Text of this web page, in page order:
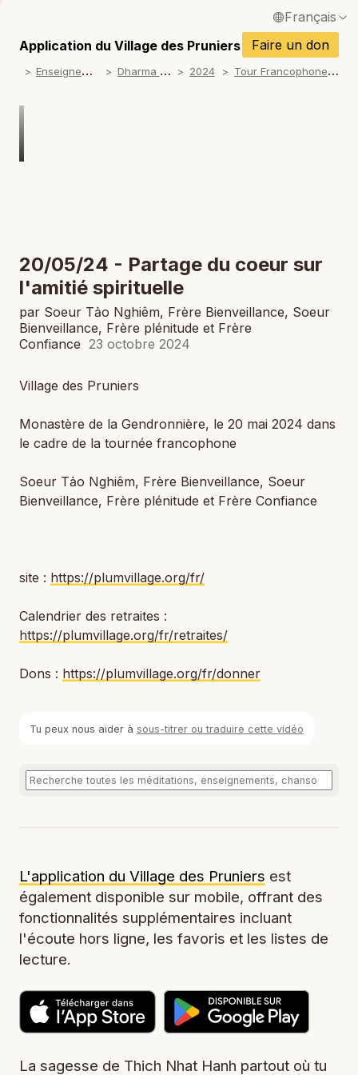
Français
English / Anglais
Español / Espagnol
Application du Village des Pruniers
Faire un don
E
nseignements D
harma talks 2024 T
our Francophone 2024
20/05/24 - Partage du coeur sur
l'amitié spirituelle
par Soeur Tảo Nghiêm, Frère Bienveillance, Soeur
Bienveillance, Frère plénitude et Frère
Confiance 23 octobre 2024
Village des Pruniers
Monastère de la Gendronnière, le 20 mai 2024 dans
le cadre de la tournée francophone
Soeur Tảo Nghiêm, Frère Bienveillance, Soeur
Bienveillance, Frère plénitude et Frère Confiance
site : https://plumvillage.org/fr/
Calendrier des retraites :
https://plumvillage.org/fr/retraites/
Dons : https://plumvillage.org/fr/donner
Tu peux nous aider à sous-titrer ou traduire cette vidéo
L'application du Village des Pruniers est
également disponible sur mobile, offrant des
fonctionnalités supplémentaires incluant
l'écoute hors ligne, les favoris et les listes de
lecture.
La sagesse de Thich Nhat Hanh partout où tu